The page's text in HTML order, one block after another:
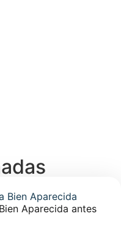
Aparecida antes